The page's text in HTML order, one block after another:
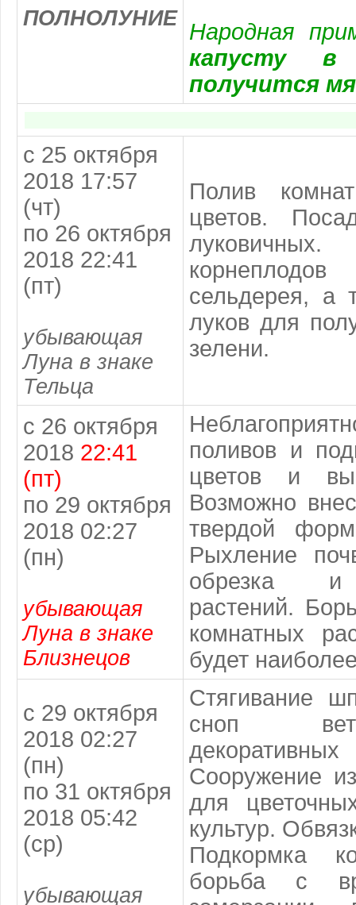
ПОЛНОЛУНИЕ
Народная
капусту в
получится
с 25 октября
2018 17:57
(чт)
по 26 октября
2018 22:41
(пт)
убывающая
Луна в знаке
Тельца
Полив
цветов.
сельдерея, а
луков для
зелени.
с 26 октября
2018 22:41
(пт)
по 29 октября
2018 02:27
(пн)
убывающая
Луна в знаке
Близнецов
поливов и
цветов и
Возможно
твердой
Рыхление
обрезка и
растений.
комнатных
будет
с 29 октября
2018 02:27
(пн)
по 31 октября
2018 05:42
(ср)
убывающая
Стягивание
сноп
Сооружение
для
культур.
Подкормка
борьба с